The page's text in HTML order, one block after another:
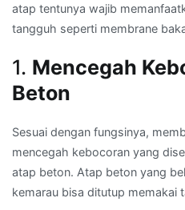
atap tentunya wajib
tangguh seperti membrane
1. Mencegah
Beton
Sesuai dengan fungsinya,
mencegah kebocoran yang
atap beton. Atap beton yang
kemarau bisa ditutup memakai